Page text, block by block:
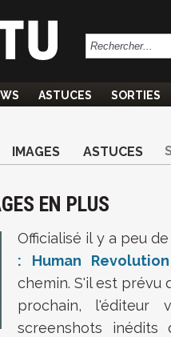
ASTUCES SORTIES
IMAGES ASTUCES
EN PLUS
Officialisé il y a peu
: Human Revolution
chemin. S'il est prévu
prochain,
screenshots